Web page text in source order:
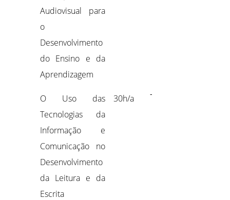
Audiovisual para
o
Desenvolvimento
do Ensino e da
Aprendizagem
O Uso das
Tecnologias da
Informação e
Comunicação no
Desenvolvimento
da Leitura e da
Escrita
30h/a -